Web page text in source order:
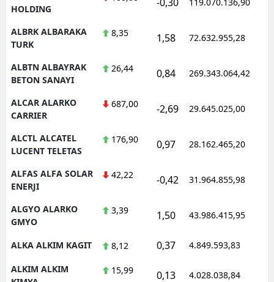
HOLDING
ALBRK ALBARAKA
TURK
8,35 1,58 72.632.955,28
ALBTN ALBAYRAK
BETON SANAYI
26,44 0,84 269.343.064,42
ALCAR ALARKO
CARRIER
687,00 -2,69 29.645.025,00
ALCTL ALCATEL
LUCENT TELETAS
176,90 0,97 28.162.465,20
ALFAS ALFA SOLAR
ENERJI
42,22 -0,42 31.964.855,98
ALGYO ALARKO
GMYO
3,39 1,50 43.986.415,95
ALKA ALKIM KAGIT 8,12 0,37 4.849.593,83
ALKIM ALKIM
15,99 0,13 4.028.038,84